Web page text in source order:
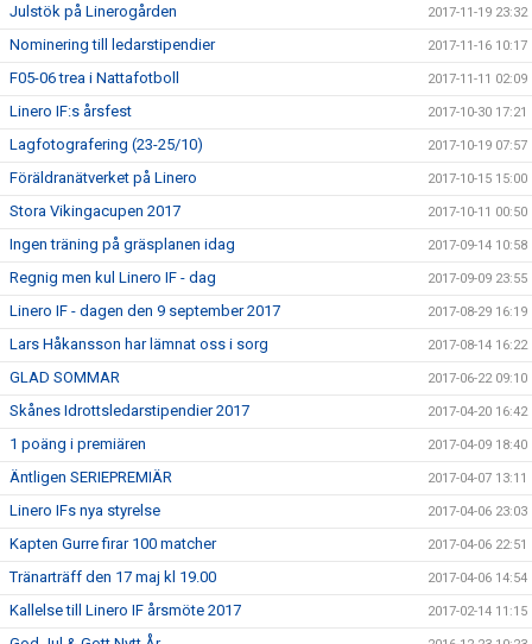
Julstök på Linerogården 2017-11-19 23:32
Nominering till ledarstipendier 2017-11-16 10:17
F05-06 trea i Nattafotboll 2017-11-11 02:09
Linero IF:s årsfest 2017-10-30 17:21
Lagfotografering (23-25/10) 2017-10-19 07:57
Föräldranätverket på Linero 2017-10-15 15:00
Stora Vikingacupen 2017 2017-10-11 00:50
Ingen träning på gräsplanen idag 2017-09-14 10:58
Regnig men kul Linero IF - dag 2017-09-09 23:55
Linero IF - dagen den 9 september 2017 2017-08-29 16:19
Lars Håkansson har lämnat oss i sorg 2017-08-14 16:22
GLAD SOMMAR 2017-06-22 09:10
Skånes Idrottsledarstipendier 2017 2017-04-20 16:42
1 poäng i premiären 2017-04-09 18:40
Äntligen SERIEPREMIÄR 2017-04-07 13:11
Linero IFs nya styrelse 2017-04-06 23:03
Kapten Gurre firar 100 matcher 2017-04-06 22:51
Tränarträff den 17 maj kl 19.00 2017-04-06 14:54
Kallelse till Linero IF årsmöte 2017 2017-02-14 11:15